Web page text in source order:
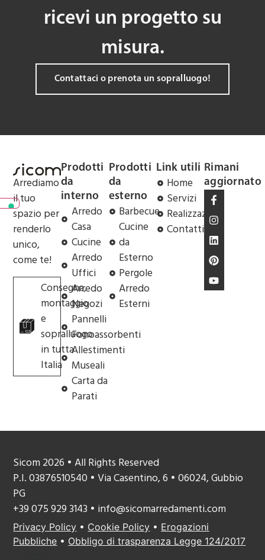
ricevi un progetto su
misura.
Contattaci o prenota un sopralluogo!
Arrediamo
il tuo
spazio per
renderlo
unico,
come te!
Consegna,
montaggio
e
sopralluogo
in tutta
Italia
Prodotti
da
interno
Arredo
Casa
Cucine
Arredo
Uffici
Arredo
Negozi
Pannelli
Fonoassorbenti
Allestimenti
Museali
Carta da
Parati
Prodotti
da
esterno
Barbecue
Cucine
da
Esterno
Pergole
Arredo
Esterni
Link utili
Home
Servizi
Realizzazioni
Contatti
Rimani
aggiornato
Sicom 2026 • All Rights Reserved
P.I. 03876510540 • Via Casentino, 6 • 06024, Gubbio
PG
+39 075 929 3143 • info@sicomarredamenti.com
Privacy Policy • Cookie Policy • Erogazioni
Pubbliche • Obbligo di trasparenza Legge 124/2017